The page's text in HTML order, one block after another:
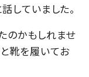
していました。
のかもしれませ
靴を履いてお